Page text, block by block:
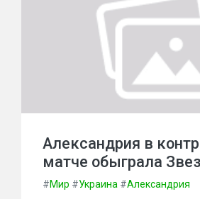
Александрия в
матче обыграла
#Мир #Украина #Александрия